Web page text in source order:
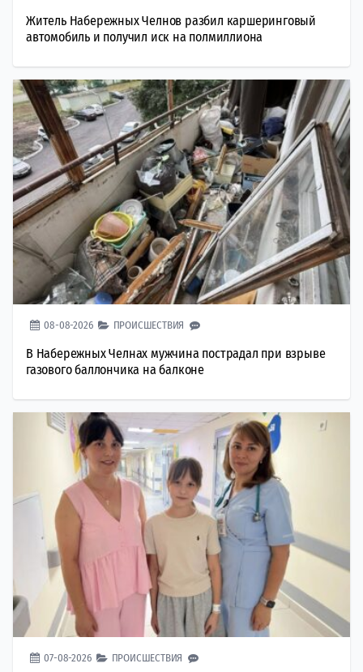
Житель Набережных Челнов разбил каршеринговый
автомобиль и получил иск на полмиллиона
08-08-2026 ПРОИСШЕСТВИЯ
В Набережных Челнах мужчина пострадал при взрыве
газового баллончика на балконе
07-08-2026 ПРОИСШЕСТВИЯ